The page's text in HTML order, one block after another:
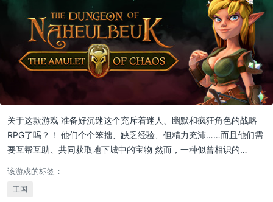
关于这款游戏 准备好沉迷这个充斥着迷人、幽默和疯狂角色的战略
RPG了吗？！ 他们个个笨拙、缺乏经验、但精力充沛……而且他们需
要互帮互助、共同获取地下城中的宝物 然而，一种似曾相识的…
该游戏的标签：
王国